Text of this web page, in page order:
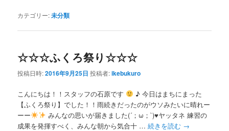
カテゴリー:未分類
☆☆☆ふくろ祭り☆☆☆
投稿日時:2016年9月25日 投稿者:ikebukuro
こんにちは！！スタッフの石原です
♪ 今日はまちにまった
【ふくろ祭り】でした！！雨続きだったのがウソみたいに晴れー
ーー
みんなの思いが届きました(´；ω；`)♥ヤッタネ 練習の
成果を発揮すべく、みんな朝から気合十 …続きを読む →